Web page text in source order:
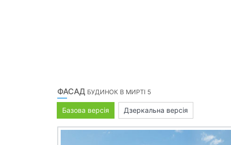
ФАСАД БУДИНОК В МИРТІ 5
Базова версія Дзеркальна версія